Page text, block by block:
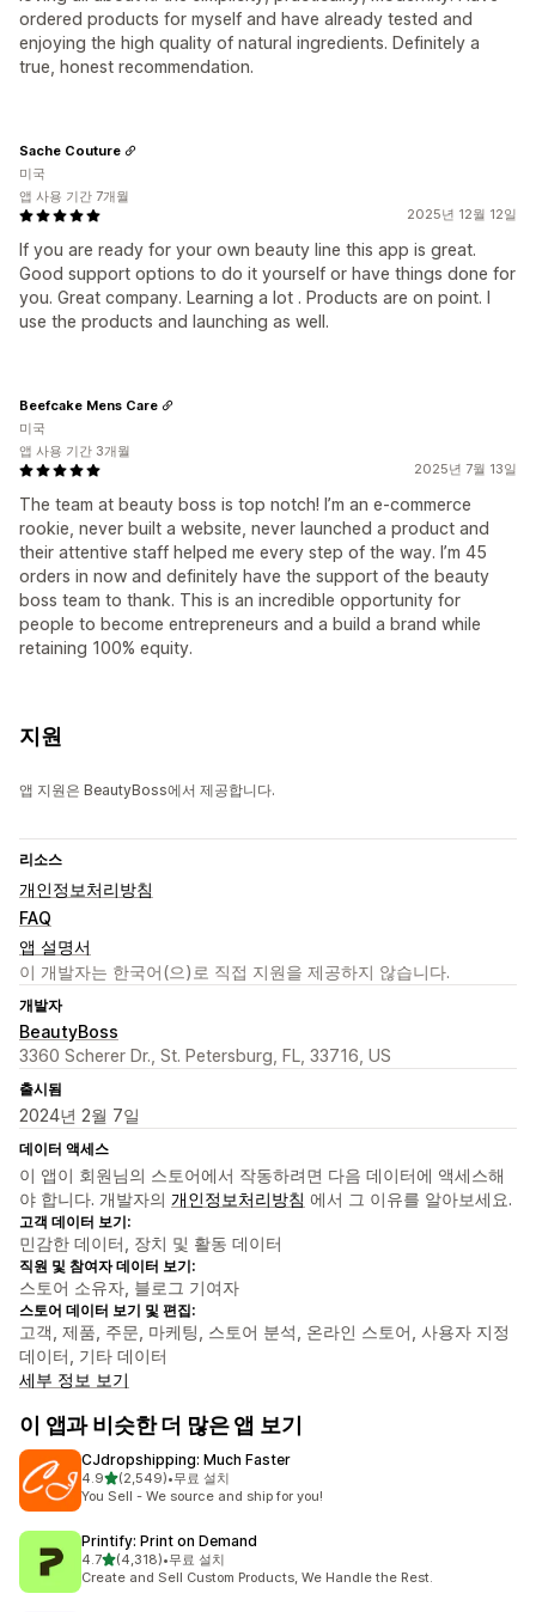
ordered products for myself and have already tested and
enjoying the high quality of natural ingredients. Definitely a
true, honest recommendation.
2025년 12월 12일
If you are ready for your own beauty line this app is great.
Good support options to do it yourself or have things done for
you. Great company. Learning a lot . Products are on point. I
use the products and launching as well.
Sache Couture
미국
앱 사용 기간 7개월
2025년 7월 13일
The team at beauty boss is top notch! I’m an e-commerce
rookie, never built a website, never launched a product and
their attentive staff helped me every step of the way. I’m 45
orders in now and definitely have the support of the beauty
boss team to thank. This is an incredible opportunity for
people to become entrepreneurs and a build a brand while
retaining 100% equity.
Beefcake Mens Care
미국
앱 사용 기간 3개월
지원
앱 지원은 BeautyBoss에서 제공합니다.
리소스
개인정보처리방침
FAQ
앱 설명서
이 개발자는 한국어(으)로 직접 지원을 제공하지 않습니다.
개발자
BeautyBoss
3360 Scherer Dr., St. Petersburg, FL, 33716, US
출시됨
2024년 2월 7일
데이터 액세스
이 앱이 회원님의 스토어에서 작동하려면 다음 데이터에 액세스해
야 합니다. 개발자의 개인정보처리방침 에서 그 이유를 알아보세요.
고객 데이터 보기:
민감한 데이터, 장치 및 활동 데이터
직원 및 참여자 데이터 보기:
스토어 소유자, 블로그 기여자
스토어 데이터 보기 및 편집:
고객, 제품, 주문, 마케팅, 스토어 분석, 온라인 스토어, 사용자 지정
데이터, 기타 데이터
세부 정보 보기
이 앱과 비슷한 더 많은 앱 보기
CJdropshipping: Much Faster
4.9별 5개 중
(2,549)
총 리뷰 2549개
•무료 설치
You Sell - We source and ship for you!
Printify: Print on Demand
4.7별 5개 중
(4,318)
총 리뷰 4318개
•무료 설치
Create and Sell Custom Products, We Handle the Rest.